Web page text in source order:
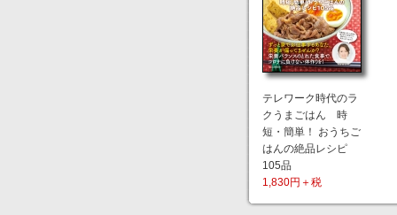
テレワーク時代のラ
クうまごはん 時
短・簡単！ おうちご
はんの絶品レシピ
105品
1,830円＋税